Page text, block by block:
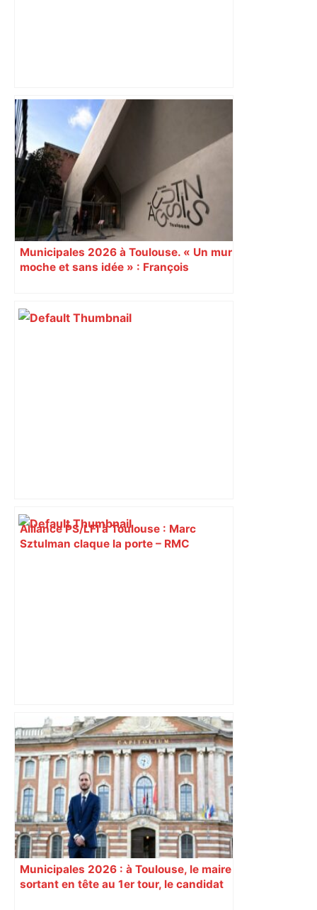
"C’est l’une des plus fortes
fréquentations du circuit" : Toulouse
est-elle la capitale du poker amateur –
ladepeche.fr
Municipales 2026 à Toulouse. « Un mur
moche et sans idée » : François
Augustins
Alliance PS/LFI à Toulouse : Marc
Sztulman claque la porte – RMC
"C'est la reprise des bouchons et c'est
horrible", plus de 17 km de
ralentissements autour de Toulouse ce
jeudi matin, on vous donne les
secteurs à éviter – ladepeche.fr
Municipales 2026 : à Toulouse, le maire
sortant en tête au 1er tour, le candidat